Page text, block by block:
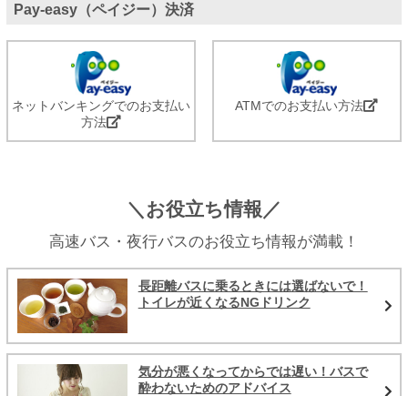
Pay-easy（ペイジー）決済
ネットバンキングでのお支払い
方法
ATMでのお支払い方法
＼お役立ち情報／
高速バス・夜行バスのお役立ち情報が満載！
長距離バスに乗るときには選ばないで！
トイレが近くなるNGドリンク
気分が悪くなってからでは遅い！バスで
酔わないためのアドバイス